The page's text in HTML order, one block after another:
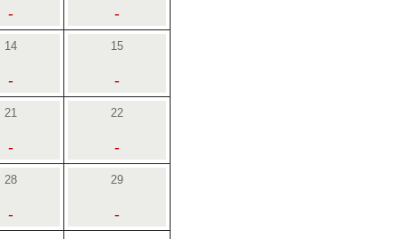
- -
14
-
15
-
21
-
22
-
28
-
29
-